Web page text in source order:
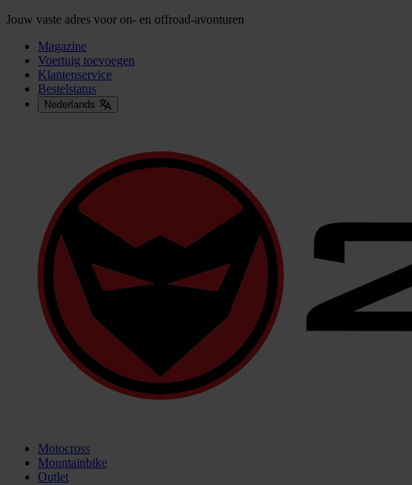
Jouw vaste adres voor on- en offroad-avonturen
Magazine
Voertuig toevoegen
Klantenservice
Bestelstatus
Nederlands
Motocross
Mountainbike
Outlet